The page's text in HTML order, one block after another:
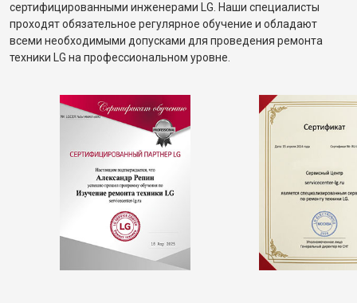
сертифицированными инженерами LG. Наши специалисты
проходят обязательное регулярное обучение и обладают
всеми необходимыми допусками для проведения ремонта
техники LG на профессиональном уровне.